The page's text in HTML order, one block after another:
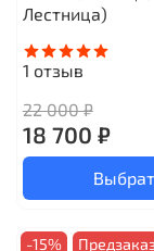
Лестница)
1 отзыв
22 000 ₽
18 700 ₽
-15%